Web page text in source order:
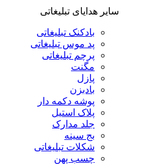
سایر هدایای تبلیغاتی
بادکنک تبلیغاتی
پد موس تبلیغاتی
پرچم تبلیغاتی
مگنت
پازل
بادبزن
پوشه دکمه دار
پلاک استیل
جلد مدارک
بج سینه
شکلات تبلیغاتی
چسب پهن